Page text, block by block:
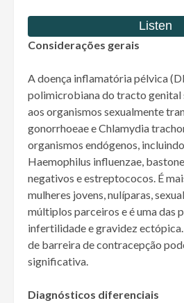
Considerações gerais
A doença inflamatória pélvica
polimicrobiana do tracto genital
aos organismos sexualmente
gonorrhoeae e Chlamydia
organismos endógenos,
Haemophilus influenzae,
negativos e estreptococos. É
mulheres jovens, nulíparas,
múltiplos parceiros e é uma das
infertilidade e gravidez
de barreira de contracepção
significativa.
Diagnósticos diferenciais